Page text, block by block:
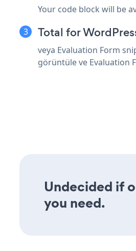
Your code block will be
Total for
veya Evaluation Form
görüntüle ve Evaluation
Undecided if
you need.